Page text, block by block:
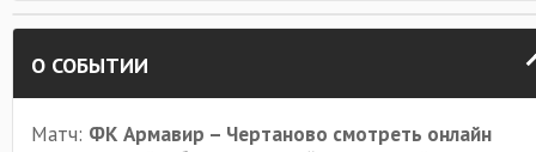
О СОБЫТИИ
Матч: ФК Армавир – Чертаново смотреть онлайн